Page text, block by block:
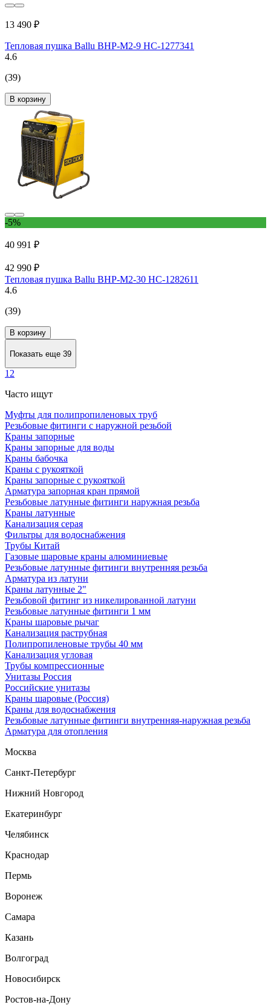
13 490 ₽
Тепловая пушка Ballu BHP-M2-9 НС-1277341
4.6
(39)
В корзину
-5%
40 991 ₽
42 990 ₽
Тепловая пушка Ballu BHP-M2-30 НС-1282611
4.6
(39)
В корзину
Показать еще 39
1 2
Часто ищут
Муфты для полипропиленовых труб
Резьбовые фитинги с наружной резьбой
Краны запорные
Краны запорные для воды
Краны бабочка
Краны с рукояткой
Краны запорные с рукояткой
Арматура запорная кран прямой
Резьбовые латунные фитинги наружная резьба
Краны латунные
Канализация серая
Фильтры для водоснабжения
Трубы Китай
Газовые шаровые краны алюминиевые
Резьбовые латунные фитинги внутренняя резьба
Арматура из латуни
Краны латунные 2"
Резьбовой фитинг из никелированной латуни
Резьбовые латунные фитинги 1 мм
Краны шаровые рычаг
Канализация раструбная
Полипропиленовые трубы 40 мм
Канализация угловая
Трубы компрессионные
Унитазы Россия
Российские унитазы
Краны шаровые (Россия)
Краны для водоснабжения
Резьбовые латунные фитинги внутренняя-наружная резьба
Арматура для отопления
Москва
Санкт-Петербург
Нижний Новгород
Екатеринбург
Челябинск
Краснодар
Пермь
Воронеж
Самара
Казань
Волгоград
Новосибирск
Ростов-на-Дону